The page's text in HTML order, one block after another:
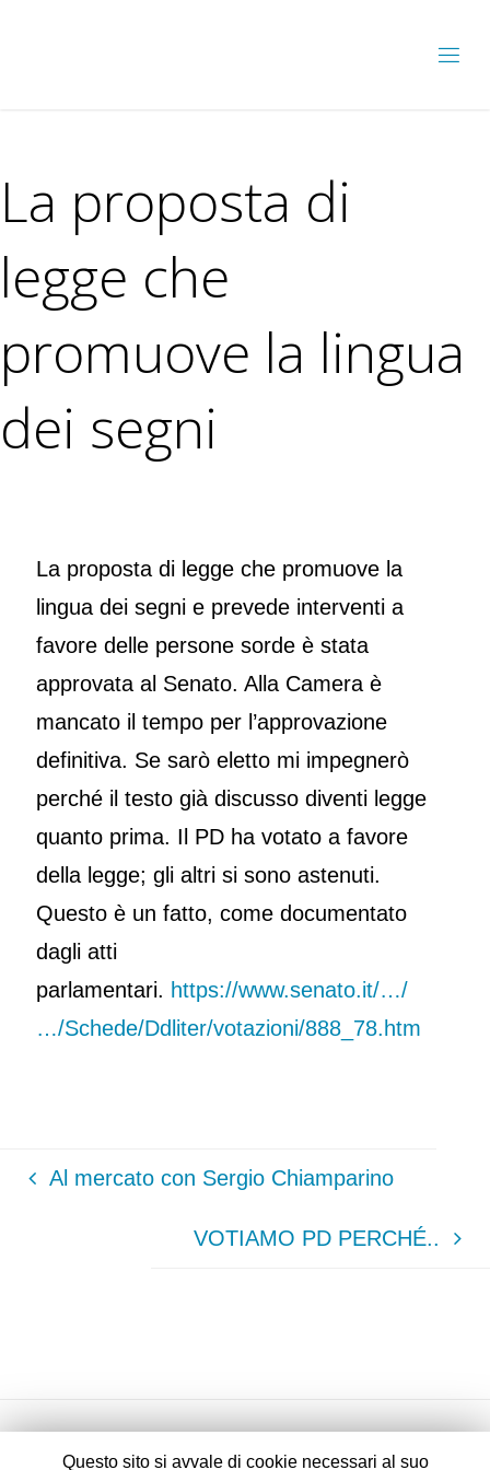
La proposta di
legge che
promuove la lingua
dei segni
La proposta di legge che promuove la
lingua dei segni e prevede interventi a
favore delle persone sorde è stata
approvata al Senato. Alla Camera è
mancato il tempo per l’approvazione
definitiva. Se sarò eletto mi impegnerò
perché il testo già discusso diventi legge
quanto prima. Il PD ha votato a favore
della legge; gli altri si sono astenuti.
Questo è un fatto, come documentato
dagli atti
parlamentari. https://www.senato.it/…/
…/Schede/Ddliter/votazioni/888_78.htm
Al mercato con Sergio Chiamparino
VOTIAMO PD PERCHÉ..
Questo sito si avvale di cookie necessari al suo